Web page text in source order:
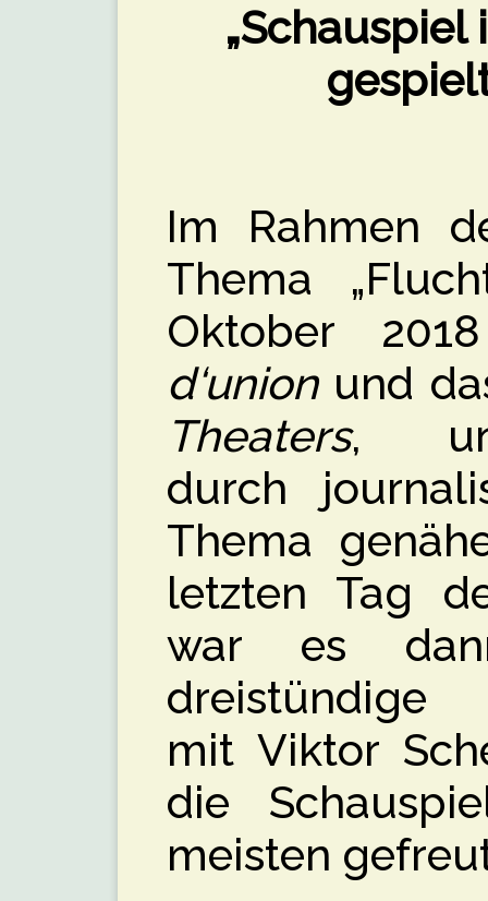
Im Rahmen
Thema
Oktober
d‘union und
Theaters,
durch
Thema
letzten Tag
war es
dreistündige
mit Viktor
die
meisten